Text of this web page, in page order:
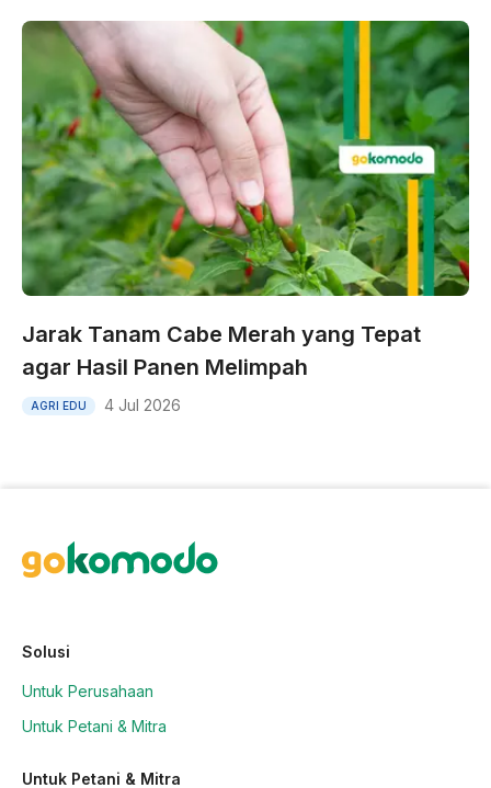
Jarak Tanam Cabe Merah yang Tepat
agar Hasil Panen Melimpah
AGRI EDU 4 Jul 2026
Solusi
Untuk Perusahaan
Untuk Petani & Mitra
Untuk Petani & Mitra